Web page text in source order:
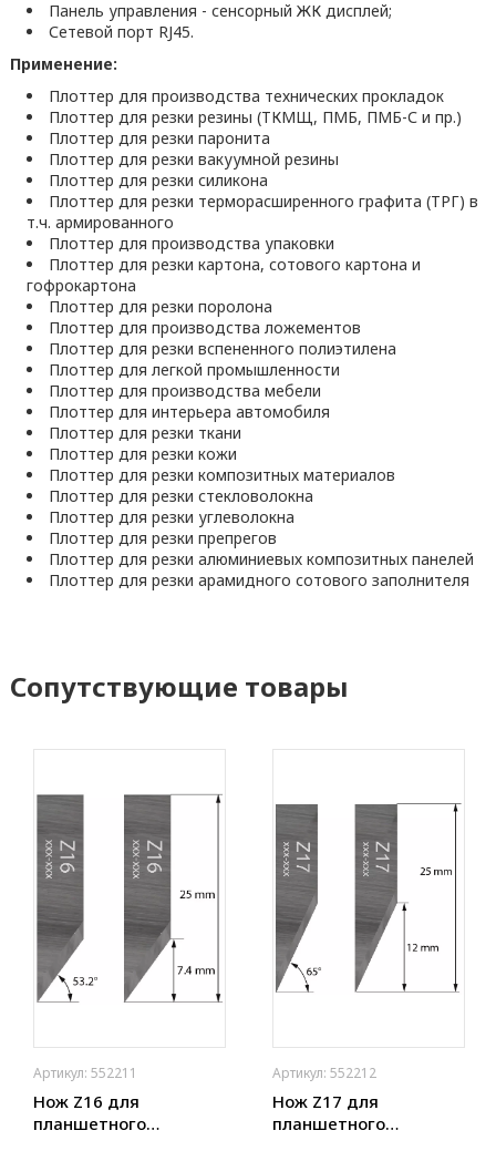
Панель управления - сенсорный ЖК дисплей;
Сетевой порт RJ45.
Применение:
Плоттер для производства технических прокладок
Плоттер для резки резины (ТКМЩ, ПМБ, ПМБ-С и пр.)
Плоттер для резки паронита
Плоттер для резки вакуумной резины
Плоттер для резки силикона
Плоттер для резки терморасширенного графита (ТРГ) в
т.ч. армированного
Плоттер для производства упаковки
Плоттер для резки картона, сотового картона и
гофрокартона
Плоттер для резки поролона
Плоттер для производства ложементов
Плоттер для резки вспененного полиэтилена
Плоттер для легкой промышленности
Плоттер для производства мебели
Плоттер для интерьера автомобиля
Плоттер для резки ткани
Плоттер для резки кожи
Плоттер для резки композитных материалов
Плоттер для резки стекловолокна
Плоттер для резки углеволокна
Плоттер для резки препрегов
Плоттер для резки алюминиевых композитных панелей
Плоттер для резки арамидного сотового заполнителя
Сопутствующие товары
Артикул: 552211
Нож Z16 для
планшетного
Артикул: 552212
Нож Z17 для
планшетного